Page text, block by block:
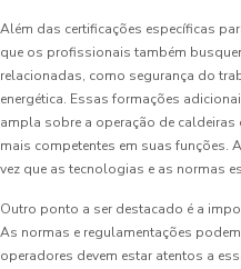
Além das certificações específicas
que os profissionais também
relacionadas, como segurança do
energética. Essas formações
ampla sobre a operação de
mais competentes em suas funções.
vez que as tecnologias e as normas
Outro ponto a ser destacado é a
As normas e regulamentações
operadores devem estar atentos a